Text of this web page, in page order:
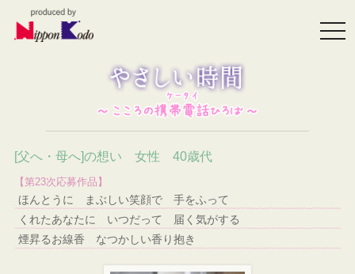
[父へ・母へ]の想い 女性 40歳代
【第23次応募作品】
ほんとうに まぶしい笑顔で 手をふって
くれたあなたに いつだって 届く気がする
煙昇るお線香 なつかしい香り抱き